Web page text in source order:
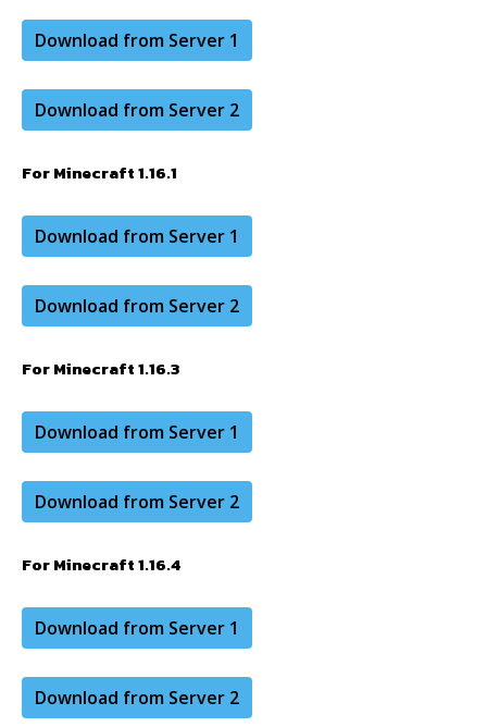
Download from Server 1
Download from Server 2
For Minecraft 1.16.1
Download from Server 1
Download from Server 2
For Minecraft 1.16.3
Download from Server 1
Download from Server 2
For Minecraft 1.16.4
Download from Server 1
Download from Server 2